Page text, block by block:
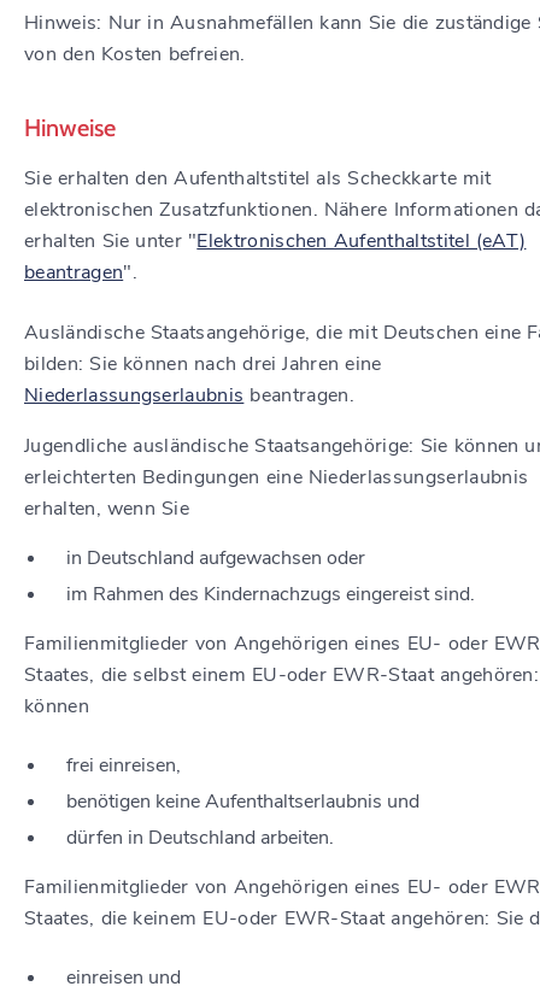
Hinweis: Nur in Ausnahmefällen kann Sie die zuständige
von den Kosten befreien.
Hinweise
Sie erhalten den Aufenthaltstitel als Scheckkarte mit
elektronischen Zusatzfunktionen. Nähere Informationen
erhalten Sie unter "Elektronischen Aufenthaltstitel (eAT)
beantragen".
Ausländische Staatsangehörige, die mit Deutschen eine
bilden: Sie können nach drei Jahren eine
Niederlassungserlaubnis beantragen.
Jugendliche ausländische Staatsangehörige: Sie können
erleichterten Bedingungen eine Niederlassungserlaubnis
erhalten, wenn Sie
in Deutschland aufgewachsen oder
im Rahmen des Kindernachzugs eingereist sind.
Familienmitglieder von Angehörigen eines EU- oder
Staates, die selbst einem EU-oder EWR-Staat
können
frei einreisen,
benötigen keine Aufenthaltserlaubnis und
dürfen in Deutschland arbeiten.
Familienmitglieder von Angehörigen eines EU- oder
Staates, die keinem EU-oder EWR-Staat angehören: Sie
einreisen und